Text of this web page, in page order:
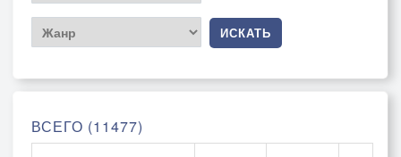
ИСКАТЬ
ВСЕГО (11477)